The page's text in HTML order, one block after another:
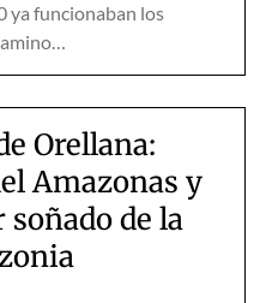
ya funcionaban los
Orellana:
Amazonas y
de la